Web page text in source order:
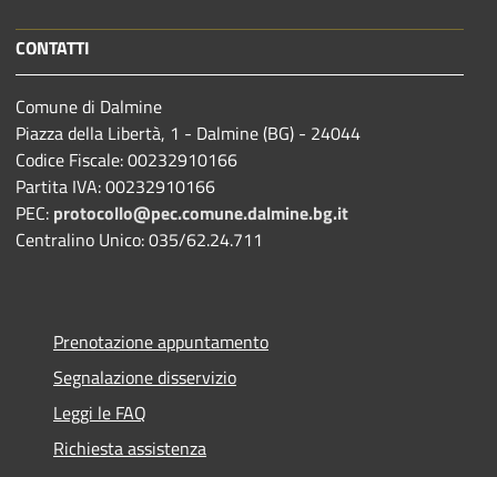
CONTATTI
Comune di Dalmine
Piazza della Libertà, 1 - Dalmine (BG) - 24044
Codice Fiscale: 00232910166
Partita IVA: 00232910166
PEC: protocollo@pec.comune.dalmine.bg.it
Centralino Unico: 035/62.24.711
Prenotazione appuntamento
Segnalazione disservizio
Leggi le FAQ
Richiesta assistenza